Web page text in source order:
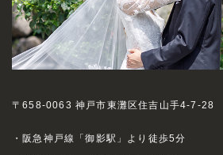
〒658-0063 神戸市東灘区住吉山手4-7-28
・阪急神戸線「御影駅」より徒歩5分